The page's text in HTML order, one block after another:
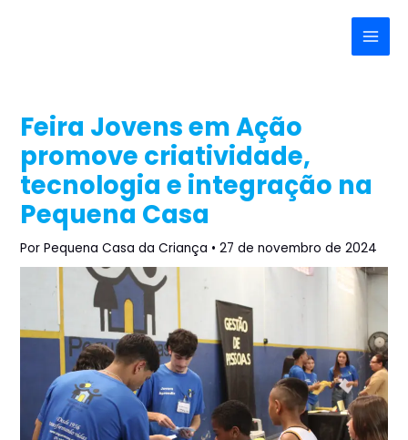
Main
Menu
Feira Jovens em Ação
promove criatividade,
tecnologia e integração na
Pequena Casa
PorPequena Casa da Criança •27 de novembro de 2024